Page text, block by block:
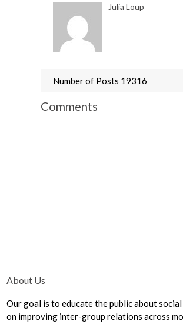
Julia Loup
Number of Posts 19316
Comments
About Us
Our goal is to educate the public about
on improving inter-group relations across